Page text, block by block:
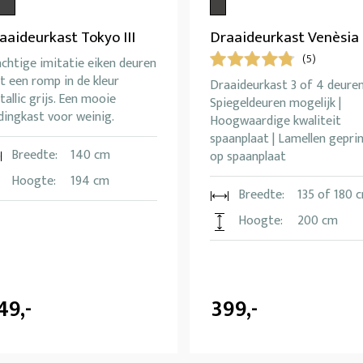
Tokyo III
imitatie eiken deuren
een romp in de kleur
grijs. Een mooie
voor weinig.
Breedte:
140 cm
Hoogte:
194 cm
Draaideurkast Venèsia
(5)
Draaideurkast 3 of 4
Spiegeldeuren mogelijk |
Hoogwaardige kwaliteit
spaanplaat | Lamellen
op spaanplaat
Breedte:
135 of 180
Hoogte:
200 cm
399,-